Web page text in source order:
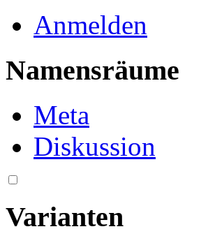
Anmelden
Namensräume
Meta
Diskussion
Varianten